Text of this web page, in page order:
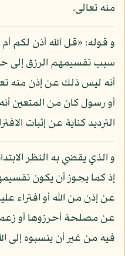
منه تعالى.
و قوله: «قل آلله أذن لكم
سبب تقسيمهم الرزق إلى
أنه ليس ذلك عن إذن منه
أو رسول كان من المتعين
الترديد كناية عن إثبات
و الذي يقضي به النظر
إذ كما يجوز أن يكون
عن إذن من الله أو افتراء
عن مصلحة أحرزوها أو
فيه من غير أن ينسبوه إلى